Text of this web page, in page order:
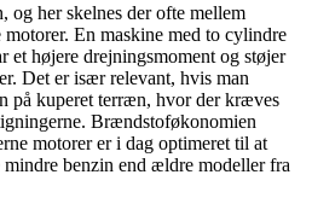
og her skelnes der ofte mellem
En maskine med to cylindre
et højere drejningsmoment og støjer
Det er især relevant, hvis man
på kuperet terræn, hvor der kræves
Brændstoføkonomien
motorer er i dag optimeret til at
benzin end ældre modeller fra